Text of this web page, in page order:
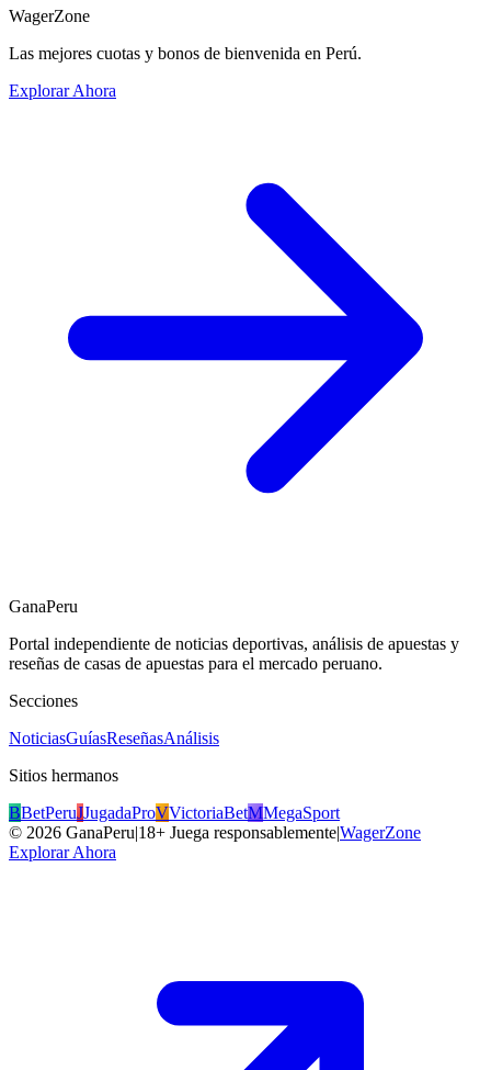
WagerZone
Las mejores cuotas y bonos de bienvenida en Perú.
Explorar Ahora
GanaPeru
Portal independiente de noticias deportivas, análisis de apuestas y
reseñas de casas de apuestas para el mercado peruano.
Secciones
NoticiasGuíasReseñasAnálisis
Sitios hermanos
BBetPeruJJugadaProVVictoriaBetMMegaSport
© 2026 GanaPeru|18+ Juega responsablemente|WagerZone
Explorar Ahora